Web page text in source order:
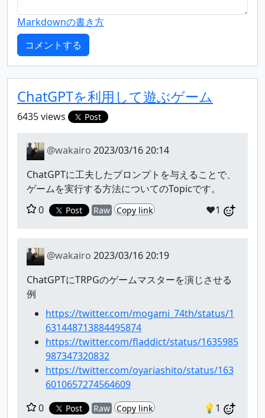
Markdownの書き方
ChatGPTを利用して遊ぶゲーム
6435 views Post
@wakairo 2023/03/16 20:14
ChatGPTに工夫したプロンプトを与えることで、
ゲームを実行する方法についてのTopicです。
0
Post Raw Copy link ❤️1
@wakairo 2023/03/16 20:19
ChatGPTにTRPGのゲームマスターを演じさせる
例
https://twitter.com/mogami_74th/status/1
631448713884495874
https://twitter.com/fladdict/status/1635985
987347320832
https://twitter.com/oyariashito/status/163
6010657274564609
0
Post Raw Copy link 💡1